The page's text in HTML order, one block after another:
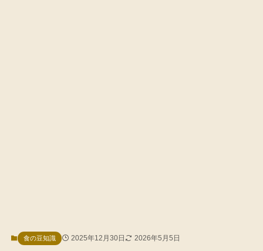
食の豆知識 2025年12月30日 2026年5月5日